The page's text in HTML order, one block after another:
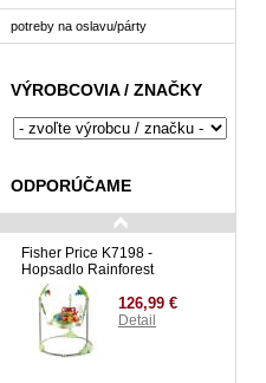
potreby na oslavu/párty
VÝROBCOVIA / ZNAČKY
ODPORÚČAME
Fisher Price K7198 -
Hopsadlo Rainforest
126,99 €
Detail